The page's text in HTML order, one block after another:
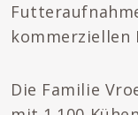
Die Familie